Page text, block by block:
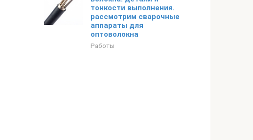
тонкости выполнения.
рассмотрим сварочные
аппараты для
оптоволокна
Работы